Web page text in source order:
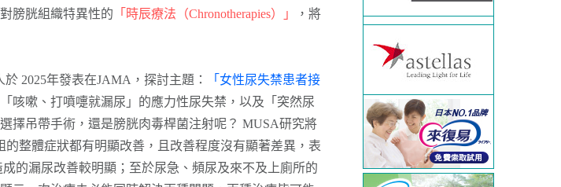
膀胱組織特異性的 「時辰療法（Chronotherapies）」
，將
於 2025年發表在JAMA，探討主題：
「女性尿失禁患者接
咳嗽、打噴嚏就漏尿」的應力性尿失禁，以及「突然尿
擇吊帶手術，還是膀胱肉毒桿菌注射呢？ MUSA研究將
整體症狀都有明顯改善，且改善程度沒有顯著差異，表
的漏尿改善較明顯；至於尿急、頻尿及來不及上廁所的